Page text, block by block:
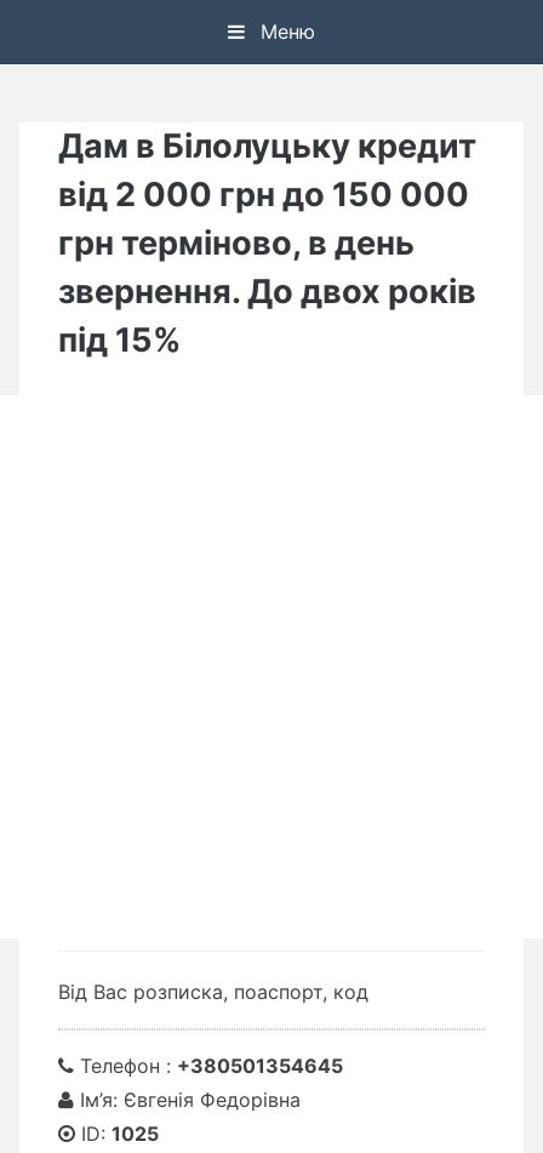
Меню
Дам в Білолуцьку кредит
від 2 000 грн до 150 000
грн терміново, в день
звернення. До двох років
під 15%
Від Вас розписка, поаспорт, код
Телефон : +380501354645
Ім’я: Євгенія Федорівна
ID: 1025